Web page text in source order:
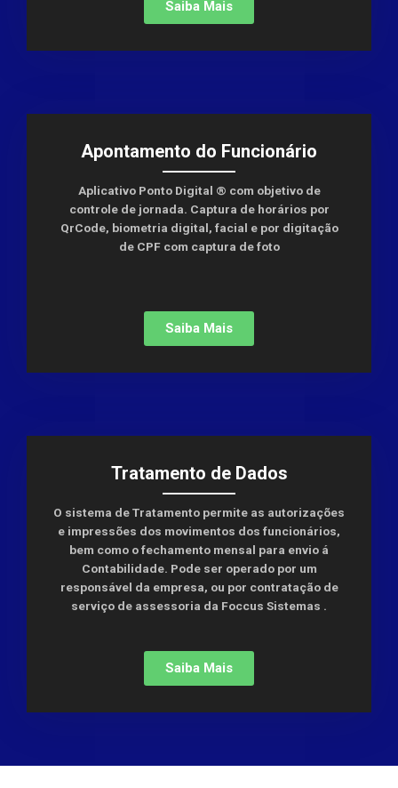
Saiba Mais
Apontamento do Funcionário
Aplicativo Ponto Digital ® com objetivo de
controle de jornada. Captura de horários por
QrCode, biometria digital, facial e por digitação
de CPF com captura de foto
Saiba Mais
Tratamento de Dados
O sistema de Tratamento permite as autorizações
e impressões dos movimentos dos funcionários,
bem como o fechamento mensal para envio á
Contabilidade. Pode ser operado por um
responsável da empresa, ou por contratação de
serviço de assessoria da Foccus Sistemas .
Saiba Mais